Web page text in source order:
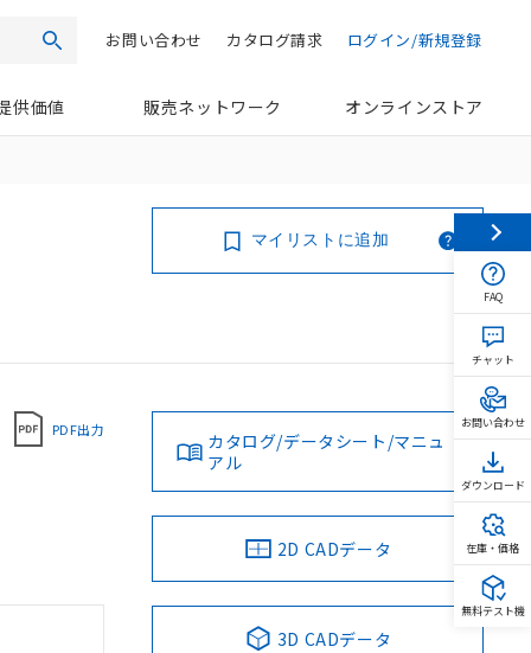
検索 ログイン/新規登録
カタログ請求
お問い合わせ
供価値 販売ネットワーク オンラインストア
マイリストに追加
PDF出力
カタログ/データシート/マニュ
アル
2D CADデータ
3D CADデータ
FAQ
チャット
お問い合わせ
ダウンロード
在庫・価格
無料テスト機